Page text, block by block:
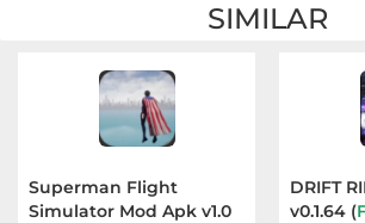
SIMILAR
Superman Flight
Simulator Mod Apk v1.0
DRIFT
v0.1.64 (